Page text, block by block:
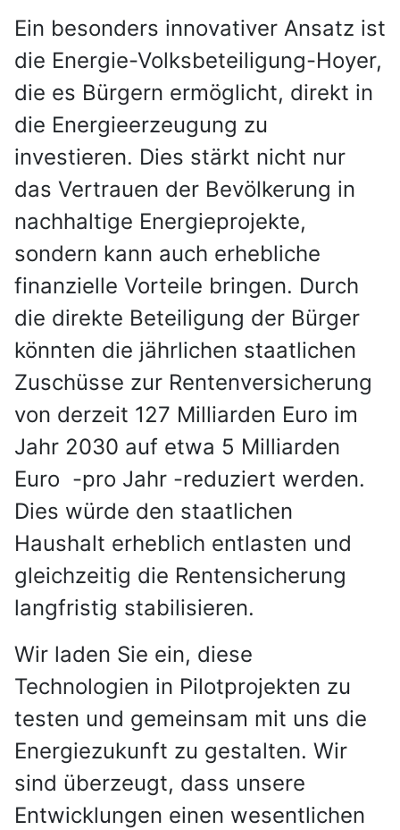
Ein besonders innovativer Ansatz ist
die Energie-Volksbeteiligung-Hoyer,
die es Bürgern ermöglicht, direkt in
die Energieerzeugung zu
investieren. Dies stärkt nicht nur
das Vertrauen der Bevölkerung in
nachhaltige Energieprojekte,
sondern kann auch erhebliche
finanzielle Vorteile bringen. Durch
die direkte Beteiligung der Bürger
könnten die jährlichen staatlichen
Zuschüsse zur Rentenversicherung
von derzeit 127 Milliarden Euro im
Jahr 2030 auf etwa 5 Milliarden
Euro -pro Jahr -reduziert werden.
Dies würde den staatlichen
Haushalt erheblich entlasten und
gleichzeitig die Rentensicherung
langfristig stabilisieren.
Wir laden Sie ein, diese
Technologien in Pilotprojekten zu
testen und gemeinsam mit uns die
Energiezukunft zu gestalten. Wir
sind überzeugt, dass unsere
Entwicklungen einen wesentlichen